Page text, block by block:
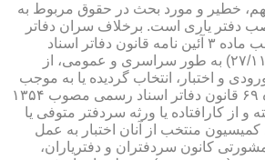
خطیر و مورد بحث در حقوق مربوط به
دفتر یاری است. برخلاف سران دفاتر
اسناد رسمی كه به موجب ماده ۳ آئین نامه قانون دفاتر اسناد
رسمی (اصلاحی ۲۷/۱۱/۱۳۶۰) به طور سراسری و عمومی، از
و اختبار، انتخاب گردیده یا به موجب
اختیارات حاصله از ماده ۶۹ قانون دفاتر اسناد رسمی مصوب ۱۳۵۴
از كارافتاده یا ورثه سردفتر متوفی یا
منتخب از آنان اختبار به عمل
كانون سردفتران و دفتریاران،